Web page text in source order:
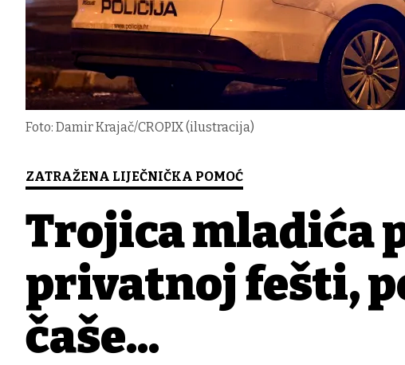
Foto: Damir Krajač/CROPIX (ilustracija)
ZATRAŽENA LIJEČNIČKA POMOĆ
Trojica mladića
privatnoj fešti,
čaše...